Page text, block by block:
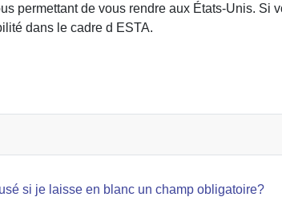
permettant de vous rendre aux États-Unis. Si
dans le cadre d ESTA.
si je laisse en blanc un champ obligatoire?